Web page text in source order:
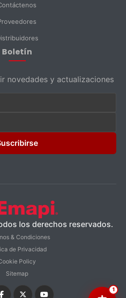
Boletín
novedades y actualizaciones
los derechos reservados.
& Condiciones
de Privacidad
Policy
Sitemap
1